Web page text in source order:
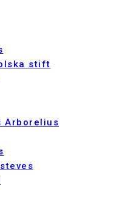
stift
Arborelius